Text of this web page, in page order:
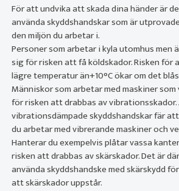
För att undvika att skada dina händer är
använda skyddshandskar som är
den miljön du arbetar i.
Personer som arbetar i kyla utomhus men
sig för risken att få köldskador. Risken för
lägre temperatur än+10°C ökar om det
Människor som arbetar med maskiner
för risken att drabbas av
vibrationsdämpade skyddshandskar fär
du arbetar med vibrerande maskiner och
Hanterar du exempelvis plåtar vassa
risken att drabbas av skärskador. Det är
använda skyddshandske med skärskydd
att skärskador uppstår.